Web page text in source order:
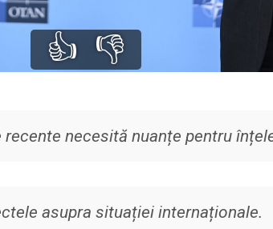
👍 👎
necesită nuanțe pentru
asupra situației internaționale.